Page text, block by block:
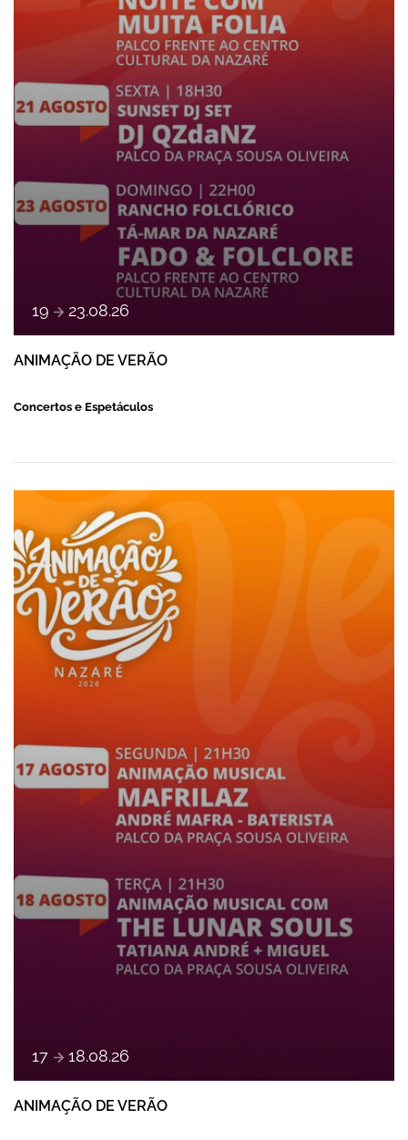
19 a 23.08.26
ANIMAÇÃO DE VERÃO
Concertos e Espetáculos
ANIMAÇÃO DE VERÃO
17 e 18.08.26
ANIMAÇÃO DE VERÃO